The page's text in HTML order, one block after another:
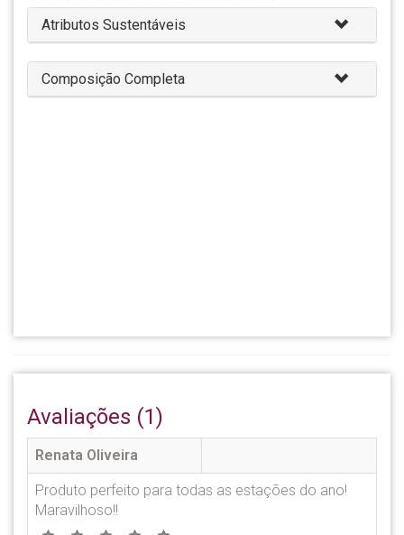
Atributos Sustentáveis
Composição Completa
Avaliações (1)
Renata Oliveira
Produto perfeito para todas as estações do ano!
Maravilhoso!!